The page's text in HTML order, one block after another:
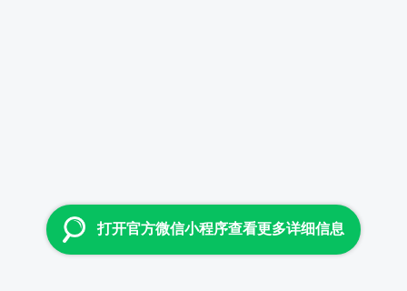
打开官方微信小程序查看更多详细信息